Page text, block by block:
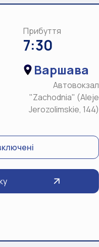
Прибуття
7:30
Варшава
Автовокзал
"Zachodnia" (Aleje
Jerozolimskie, 144)